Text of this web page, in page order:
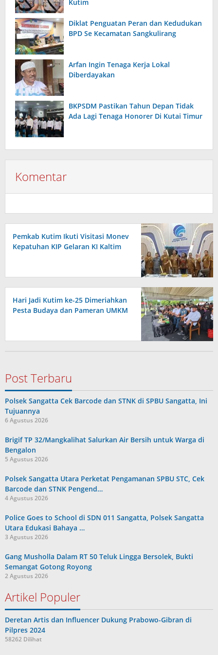
Kutim
Diklat Penguatan Peran dan Kedudukan
BPD Se Kecamatan Sangkulirang
Arfan Ingin Tenaga Kerja Lokal
Diberdayakan
BKPSDM Pastikan Tahun Depan Tidak
Ada Lagi Tenaga Honorer Di Kutai Timur
Komentar
Pemkab Kutim Ikuti Visitasi Monev
Kepatuhan KIP Gelaran KI Kaltim
Hari Jadi Kutim ke-25 Dimeriahkan
Pesta Budaya dan Pameran UMKM
Post Terbaru
Polsek Sangatta Cek Barcode dan STNK di SPBU Sangatta, Ini
Tujuannya
6 Agustus 2026
Brigif TP 32/Mangkalihat Salurkan Air Bersih untuk Warga di
Bengalon
5 Agustus 2026
Polsek Sangatta Utara Perketat Pengamanan SPBU STC, Cek
Barcode dan STNK Pengend…
4 Agustus 2026
Police Goes to School di SDN 011 Sangatta, Polsek Sangatta
Utara Edukasi Bahaya …
3 Agustus 2026
Gang Musholla Dalam RT 50 Teluk Lingga Bersolek, Bukti
Semangat Gotong Royong
2 Agustus 2026
Artikel Populer
Deretan Artis dan Influencer Dukung Prabowo-Gibran di
Pilpres 2024
58262 Dilihat